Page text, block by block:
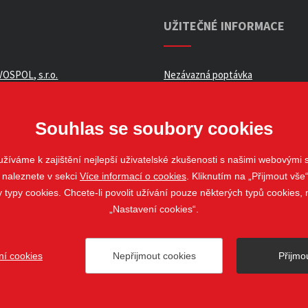
s.r.o.
UŽITEČNÉ INFORMACE
Nezávazná poptávka
Pole web@stavospol.cz
Nastavení cookies
Souhlas se soubory cookies
k zajištění nejlepší uživatelské zkušenosti s našimi webovými
v sekci Více informací o cookies . Kliknutím na „Přijmout
typy cookies. Chcete-li povolit užívání pouze některých typů cookies,
„Nastavení cookies“.
Nepřijmout cookies
cookies